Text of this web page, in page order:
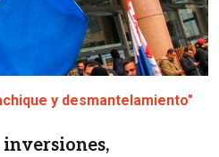
y desmantelamiento"